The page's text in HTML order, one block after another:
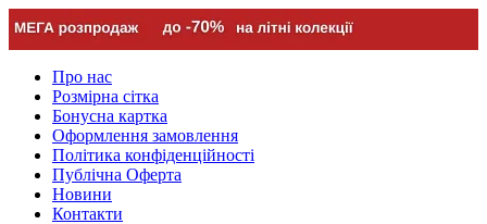
Про нас
Розмірна сітка
Бонусна картка
Оформлення замовлення
Політика конфіденційності
Публічна Оферта
Новини
Контакти